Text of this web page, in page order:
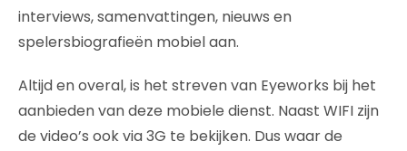
interviews, samenvattingen, nieuws en
spelersbiografieën mobiel aan.
Altijd en overal, is het streven van Eyeworks bij het
aanbieden van deze mobiele dienst. Naast WIFI zijn
de video’s ook via 3G te bekijken. Dus waar de